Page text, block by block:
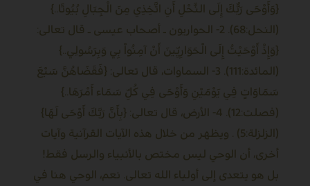
{وَأَوْحَى رَبُّكَ إِلَى النَّحْلِ أَنِ اتَّخِذِي مِنَ الْجِبَالِ بُيُوتًا..}
(النحل:68). 2- الحواريون ـ أصحاب عيسى ـ قال تعالى:
{وَإِذْ أَوْحَيْتُ إِلَى الْحَوَارِيِّينَ أَنْ آمِنُواْ بِي وَبِرَسُولِي..}
(المائدة:111). 3- السماوات، قال تعالى: {فَقَضَاهُنَّ سَبْعَ
سَمَاوَاتٍ فِي يَوْمَيْنِ وَأَوْحَى فِي كُلِّ سَمَاء أَمْرَهَا..}
(فصلت:12). 4- الأرض، قال تعالى: {بِأَنَّ رَبَّكَ أَوْحَى لَهَا}
(الزلزلة:5) . ويظهر من خلال هذه الآيات القرآنية وآيات
أخرى، أن الوحي ليس مختص بالأنبياء والرسل فقط!
بل هو يتعدى إلى أولياء الله تعالى. نعم، الوحي هنا في